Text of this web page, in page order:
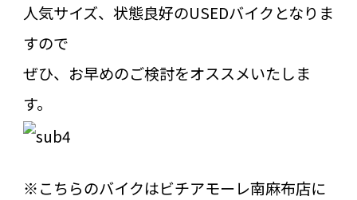
人気サイズ、状態良好のUSEDバイクとなりま
すので
ぜひ、お早めのご検討をオススメいたしま
す。
※こちらのバイクはビチアモーレ南麻布店に